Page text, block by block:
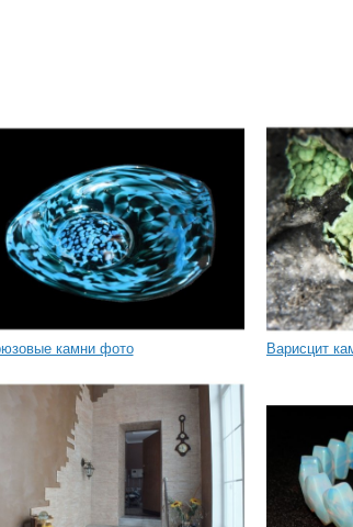
камни фото Варисцит